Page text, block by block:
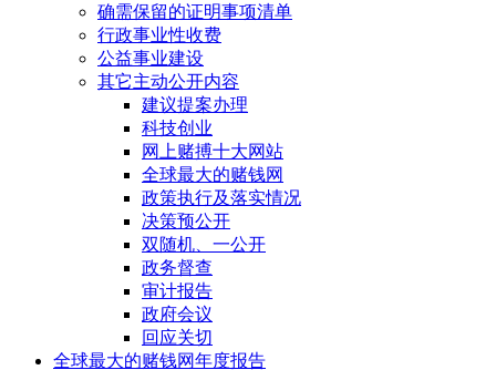
确需保留的证明事项清单
行政事业性收费
公益事业建设
其它主动公开内容
建议提案办理
科技创业
网上赌搏十大网站
全球最大的赌钱网
政策执行及落实情况
决策预公开
双随机、一公开
政务督查
审计报告
政府会议
回应关切
全球最大的赌钱网年度报告